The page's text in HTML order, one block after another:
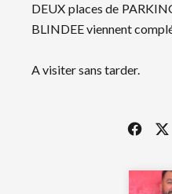
DEUX places de
BLINDEE viennent
A visiter sans tarder.